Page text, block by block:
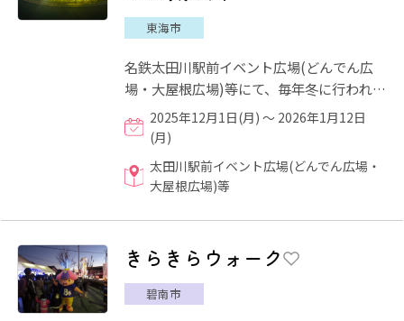
東海市
名鉄太田川駅前イベント広場(どんでん広
場・大屋根広場)等にて、毎年冬に行われる
イルミネーションイベント。その年のテー
マに沿って、駅の東西で...
2025年12月1日(月) ～ 2026年1月12日
(月)
太田川駅前イベント広場(どんでん広場・
大屋根広場)等
きらきらウォーク
碧南市